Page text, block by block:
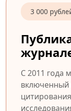
3 000
С 2011 года
включенный